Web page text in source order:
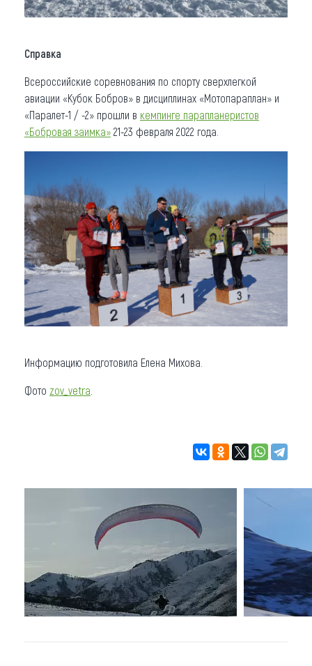
Справка
Всероссийские соревнования по спорту сверхлегкой
авиации «Кубок Бобров» в дисциплинах «Мотопараплан» и
«Паралет-1 / -2» прошли в кемпинге парапланеристов
«Бобровая заимка» 21-23 февраля 2022 года.
Информацию подготовила Елена Михова.
Фото zov_vetra